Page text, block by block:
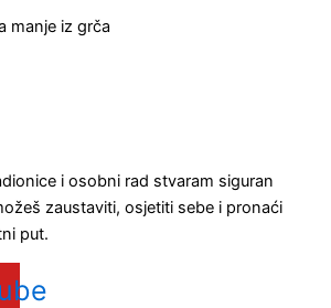
manje iz grča
i osobni rad stvaram siguran
zaustaviti, osjetiti sebe i pronaći
put.